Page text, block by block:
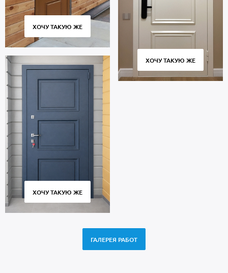
ХОЧУ ТАКУЮ ЖЕ
ХОЧУ ТАКУЮ ЖЕ
ХОЧУ ТАКУЮ ЖЕ
ГАЛЕРЕЯ РАБОТ